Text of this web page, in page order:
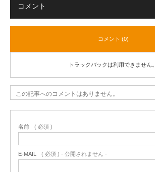
コメント
コメント (0)
トラックバックは利用できません。
この記事へのコメントはありません。
名前 ( 必須 )
E-MAIL ( 必須 ) - 公開されません -